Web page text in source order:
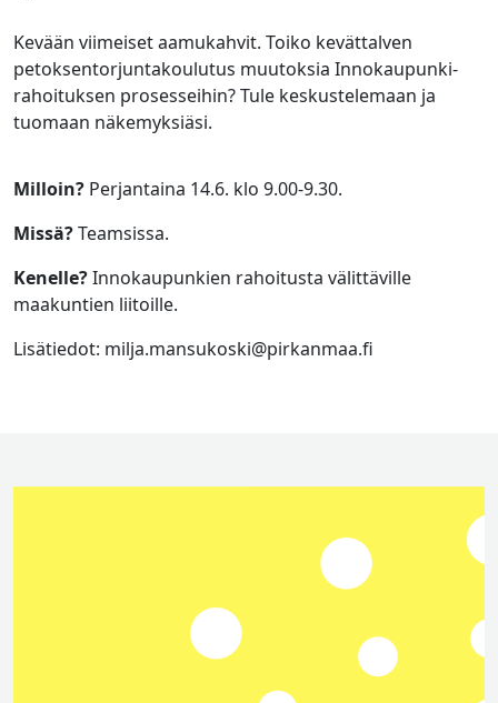
Kevään viimeiset aamukahvit. Toiko kevättalven
petoksentorjuntakoulutus muutoksia Innokaupunki-
rahoituksen prosesseihin? Tule keskustelemaan ja
tuomaan näkemyksiäsi.
Milloin? Perjantaina 14.6. klo 9.00-9.30.
Missä?Teamsissa.
Kenelle?Innokaupunkien rahoitusta välittäville
maakuntien liitoille.
Lisätiedot: milja.mansukoski@pirkanmaa.fi